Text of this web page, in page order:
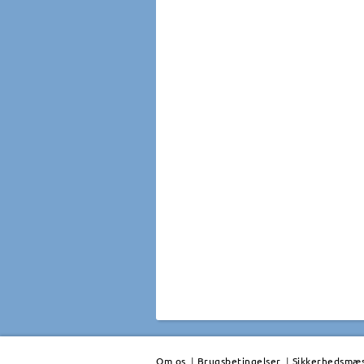
Om os | Brugsbetingelser |